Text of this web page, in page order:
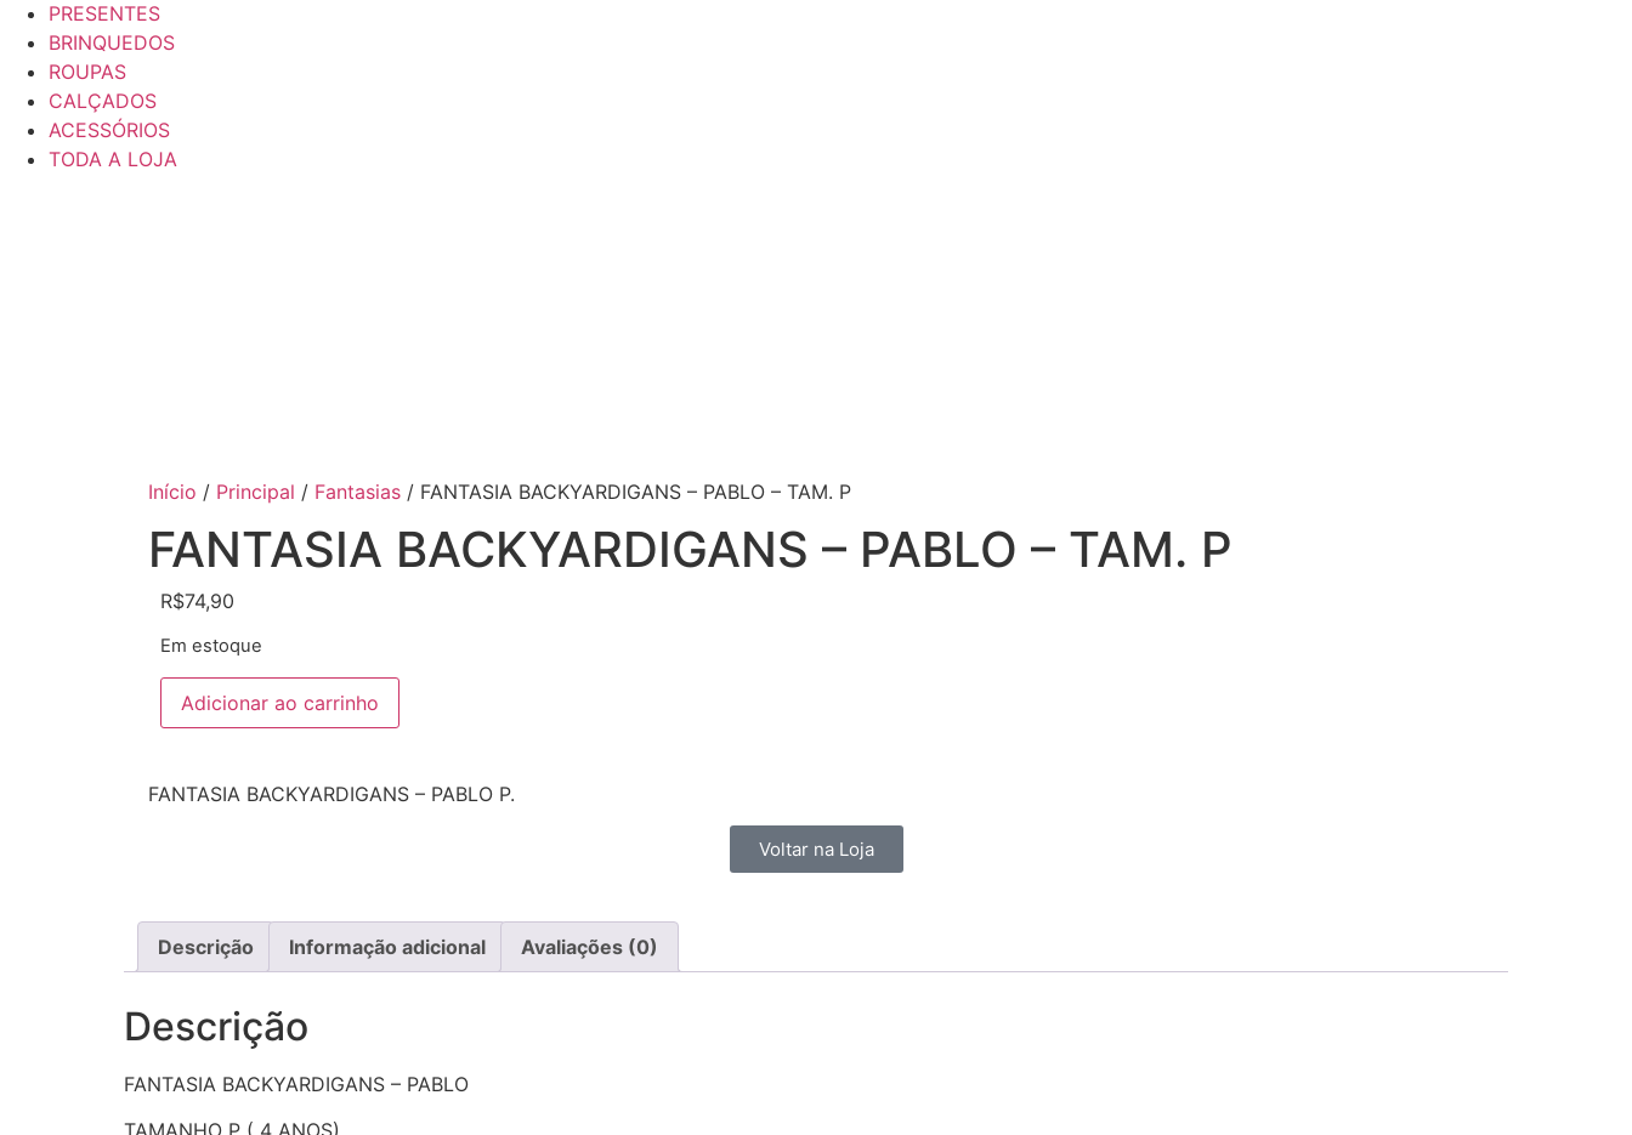
PRESENTES
BRINQUEDOS
ROUPAS
CALÇADOS
ACESSÓRIOS
TODA A LOJA
Início / Principal / Fantasias / FANTASIA BACKYARDIGANS – PABLO – TAM. P
FANTASIA BACKYARDIGANS – PABLO – TAM. P
R$74,90
Em estoque
Adicionar ao carrinho
FANTASIA BACKYARDIGANS – PABLO P.
Voltar na Loja
Descrição Informação adicional Avaliações (0)
Descrição
FANTASIA BACKYARDIGANS – PABLO